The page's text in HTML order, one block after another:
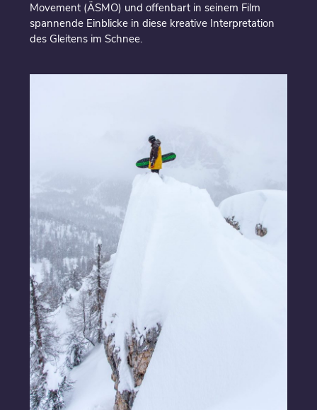
Movement (ÄSMO) und offenbart in seinem Film
spannende Einblicke in diese kreative Interpretation
des Gleitens im Schnee.